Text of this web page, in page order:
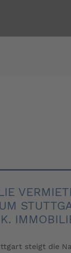
steigt die